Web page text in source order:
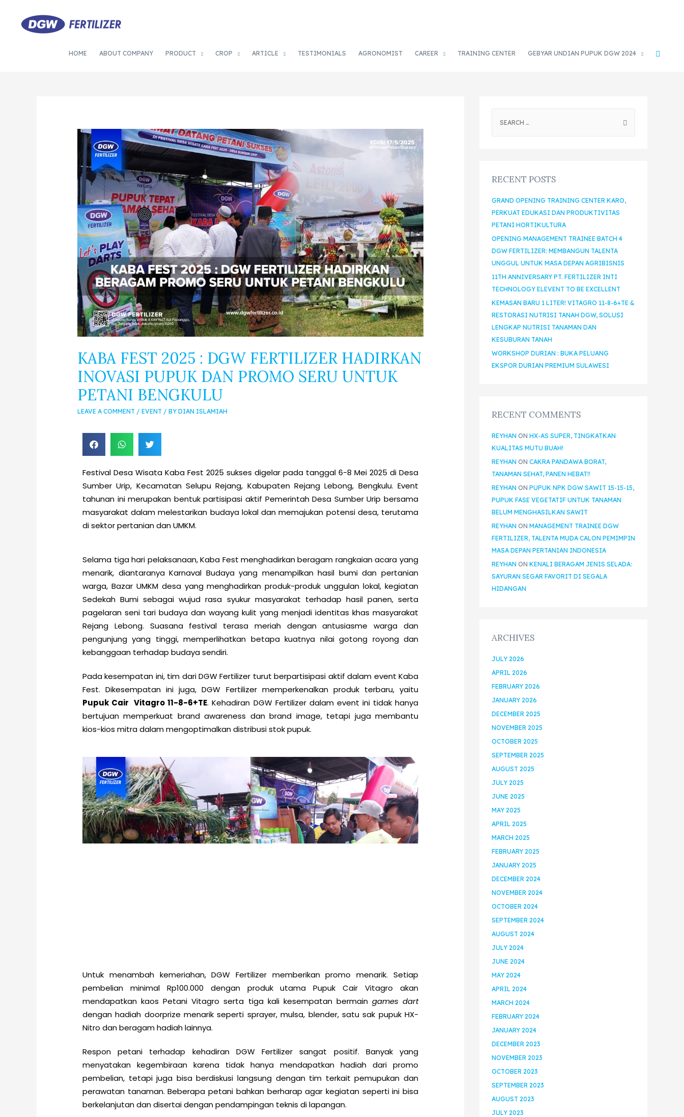
HOME ABOUT COMPANY PRODUCT CROP ARTICLE TESTIMONIALS AGRONOMIST CAREER TRAINING CENTER GEBYAR UNDIAN PUPUK DGW 2024
KABA FEST 2025 : DGW FERTILIZER HADIRKAN
INOVASI PUPUK DAN PROMO SERU UNTUK
PETANI BENGKULU
LEAVE A COMMENT /EVENT / BYDIAN ISLAMIAH
Festival Desa Wisata Kaba Fest 2025 sukses digelar pada tanggal 6-8 Mei 2025 di Desa
Sumber Urip, Kecamatan Selupu Rejang, Kabupaten Rejang Lebong, Bengkulu. Event
tahunan ini merupakan bentuk partisipasi aktif Pemerintah Desa Sumber Urip bersama
masyarakat dalam melestarikan budaya lokal dan memajukan potensi desa, terutama
di sektor pertanian dan UMKM.
Selama tiga hari pelaksanaan, Kaba Fest menghadirkan beragam rangkaian acara yang
menarik, diantaranya Karnaval Budaya yang menampilkan hasil bumi dan pertanian
warga, Bazar UMKM desa yang menghadirkan produk-produk unggulan lokal, kegiatan
Sedekah Bumi sebagai wujud rasa syukur masyarakat terhadap hasil panen, serta
pagelaran seni tari budaya dan wayang kulit yang menjadi identitas khas masyarakat
Rejang Lebong. Suasana festival terasa meriah dengan antusiasme warga dan
pengunjung yang tinggi, memperlihatkan betapa kuatnya nilai gotong royong dan
kebanggaan terhadap budaya sendiri.
Pada kesempatan ini, tim dari DGW Fertilizer turut berpartisipasi aktif dalam event Kaba
Fest. Dikesempatan ini juga, DGW Fertilizer memperkenalkan produk terbaru, yaitu
Pupuk Cair Vitagro 11-8-6+TE. Kehadiran DGW Fertilizer dalam event ini tidak hanya
bertujuan memperkuat brand awareness dan brand image, tetapi juga membantu
kios-kios mitra dalam mengoptimalkan distribusi stok pupuk.
Untuk menambah kemeriahan, DGW Fertilizer memberikan promo menarik. Setiap
pembelian minimal Rp100.000 dengan produk utama Pupuk Cair Vitagro akan
mendapatkan kaos Petani Vitagro serta tiga kali kesempatan bermain games dart
dengan hadiah doorprize menarik seperti sprayer, mulsa, blender, satu sak pupuk HX-
Nitro dan beragam hadiah lainnya.
Respon petani terhadap kehadiran DGW Fertilizer sangat positif. Banyak yang
menyatakan kegembiraan karena tidak hanya mendapatkan hadiah dari promo
pembelian, tetapi juga bisa berdiskusi langsung dengan tim terkait pemupukan dan
perawatan tanaman. Beberapa petani bahkan berharap agar kegiatan seperti ini bisa
berkelanjutan dan disertai dengan pendampingan teknis di lapangan.
RECENT POSTS
GRAND OPENING TRAINING CENTER KARO,
PERKUAT EDUKASI DAN PRODUKTIVITAS
PETANI HORTIKULTURA
OPENING MANAGEMENT TRAINEE BATCH 4
DGW FERTILIZER: MEMBANGUN TALENTA
UNGGUL UNTUK MASA DEPAN AGRIBISNIS
11TH ANNIVERSARY PT. FERTILIZER INTI
TECHNOLOGY ELEVENT TO BE EXCELLENT
KEMASAN BARU 1 LITER! VITAGRO 11-8-6+TE &
RESTORASI NUTRISI TANAH DGW, SOLUSI
LENGKAP NUTRISI TANAMAN DAN
KESUBURAN TANAH
WORKSHOP DURIAN : BUKA PELUANG
EKSPOR DURIAN PREMIUM SULAWESI
RECENT COMMENTS
REYHAN ON HX-AS SUPER, TINGKATKAN
KUALITAS MUTU BUAH!
REYHAN ON CAKRA PANDAWA BORAT,
TANAMAN SEHAT, PANEN HEBAT!!
REYHAN ON PUPUK NPK DGW SAWIT 15-15-15,
PUPUK FASE VEGETATIF UNTUK TANAMAN
BELUM MENGHASILKAN SAWIT
REYHAN ON MANAGEMENT TRAINEE DGW
FERTILIZER, TALENTA MUDA CALON PEMIMPIN
MASA DEPAN PERTANIAN INDONESIA
REYHAN ON KENALI BERAGAM JENIS SELADA:
SAYURAN SEGAR FAVORIT DI SEGALA
HIDANGAN
ARCHIVES
JULY 2026
APRIL 2026
FEBRUARY 2026
JANUARY 2026
DECEMBER 2025
NOVEMBER 2025
OCTOBER 2025
SEPTEMBER 2025
AUGUST 2025
JULY 2025
JUNE 2025
MAY 2025
APRIL 2025
MARCH 2025
FEBRUARY 2025
JANUARY 2025
DECEMBER 2024
NOVEMBER 2024
OCTOBER 2024
SEPTEMBER 2024
AUGUST 2024
JULY 2024
JUNE 2024
MAY 2024
APRIL 2024
MARCH 2024
FEBRUARY 2024
JANUARY 2024
DECEMBER 2023
NOVEMBER 2023
OCTOBER 2023
SEPTEMBER 2023
AUGUST 2023
JULY 2023